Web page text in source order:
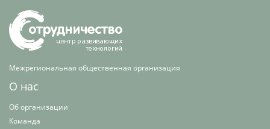
Межрегиональная общественная организация
О нас
Об организации
Команда